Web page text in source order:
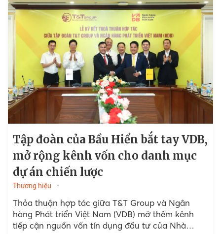
Tập đoàn của Bầu Hiển bắt tay VDB,
mở rộng kênh vốn cho danh mục
dự án chiến lược
Thương hiệu
Thỏa thuận hợp tác giữa T&T Group và Ngân
hàng Phát triển Việt Nam (VDB) mở thêm kênh
tiếp cận nguồn vốn tín dụng đầu tư của Nhà